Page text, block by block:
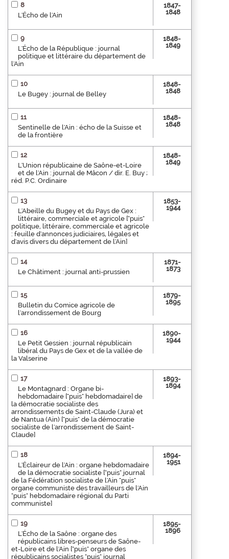
8
L'Écho de l'Ain
1847-
1848
9
L'Écho de la République : journal
politique et littéraire du département de
l'Ain
1848-
1849
10
Le Bugey : journal de Belley
1848-
1848
11
Sentinelle de l'Ain : écho de la Suisse et
de la frontière
1848-
1848
12
L'Union républicaine de Saône-et-Loire
et de l'Ain : journal de Mâcon / dir. E. Buy ;
réd. P.C. Ordinaire
1848-
1849
13
L'Abeille du Bugey et du Pays de Gex :
littéraire, commerciale et agricole ["puis"
politique, littéraire, commerciale et agricole
: feuille d'annonces judiciaires, légales et
d'avis divers du département de l'Ain]
1853-
1944
14
Le Châtiment : journal anti-prussien
1871-
1873
15
Bulletin du Comice agricole de
l'arrondissement de Bourg
1879-
1895
16
Le Petit Gessien : journal républicain
libéral du Pays de Gex et de la vallée de
la Valserine
1890-
1944
17
Le Montagnard : Organe bi-
hebdomadaire ["puis" hebdomadaire] de
la démocratie socialiste des
arrondissements de Saint-Claude (Jura) et
de Nantua (Ain) ["puis" de la démocratie
socialiste de l'arrondissement de Saint-
Claude]
1893-
1894
18
L'Éclaireur de l'Ain : organe hebdomadaire
de la démocratie socialiste ["puis" journal
de la Fédération socialiste de l'Ain "puis"
organe communiste des travailleurs de l'Ain
"puis" hebdomadaire régional du Parti
communiste]
1894-
1951
19
L'Écho de la Saône : organe des
républicains libres-penseurs de Saône-
et-Loire et de l'Ain ["puis" organe des
républicains socialistes "puis" journal
1895-
1896